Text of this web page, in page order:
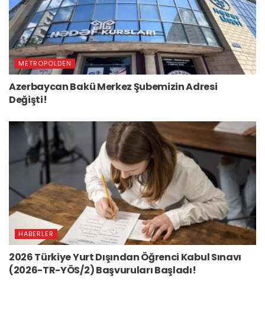
METROPOLDEN
Azerbaycan Bakü Merkez Şubemizin Adresi
Değişti!
HABERLER
2026 Türkiye Yurt Dışından Öğrenci Kabul Sınavı
(2026-TR-YÖS/2) Başvuruları Başladı!